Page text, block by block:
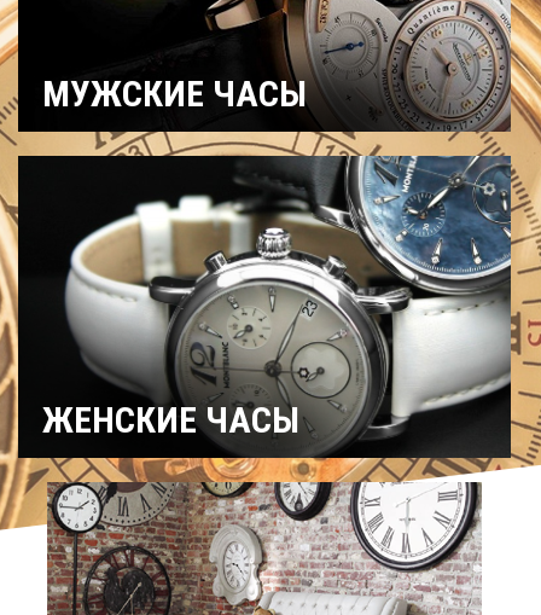
МУЖСКИЕ ЧАСЫ
Рыбацкие
Охотничьи
Механические
Кварцевые
Хронографы
Электронные
Спортивные
Карманные
Дайверские Скелетоны
ЖЕНСКИЕ ЧАСЫ
Спортивные Керамические
Механические
На ремешке
С
бриллиантами
Титановые
Хронографы